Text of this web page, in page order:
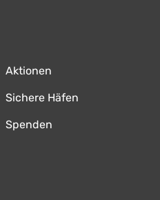
Aktionen
Sichere Häfen
Spenden